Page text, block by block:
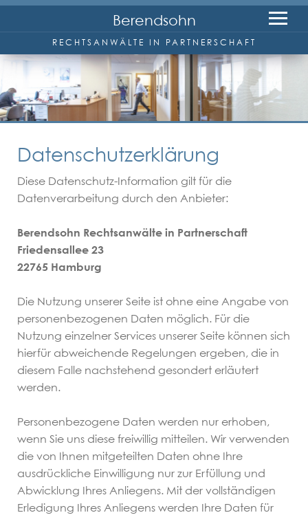
Berendsohn
RECHTSANWÄLTE IN PARTNERSCHAFT
Kanzlei
Anwälte
Wolfgang Berendsohn
Friedrich-W. Reineke
Marc Wenzel
Arbeitsrecht
Erbrecht
Inkassorecht
Staatsangehörigkeitsrecht
Datenschutzerklärung
Diese Datenschutz-Information gilt für die
Datenverarbeitung durch den Anbieter:
Berendsohn Rechtsanwälte in Partnerschaft
Friedensallee 23
22765 Hamburg
Die Nutzung unserer Seite ist ohne eine Angabe von
personenbezogenen Daten möglich. Für die
Nutzung einzelner Services unserer Seite können sich
hierfür abweichende Regelungen ergeben, die in
diesem Falle nachstehend gesondert erläutert
werden.
Personenbezogene Daten werden nur erhoben,
wenn Sie uns diese freiwillig mitteilen. Wir verwenden
die von Ihnen mitgeteilten Daten ohne Ihre
ausdrückliche Einwilligung nur zur Erfüllung und
Abwicklung Ihres Anliegens. Mit der vollständigen
Erledigung Ihres Anliegens werden Ihre Daten für